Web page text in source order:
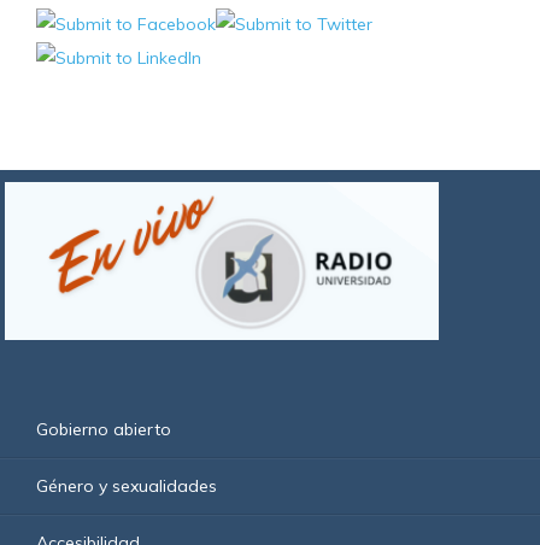
Gobierno abierto
Género y sexualidades